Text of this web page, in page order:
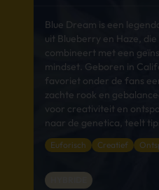
Blue Dream is een
uit Blueberry en Haze,
combineert met een
mindset. Geboren in
favoriet onder de fans
zachte rook en
voor creativiteit en
naar de genetica, teelt
Euforisch Creatief